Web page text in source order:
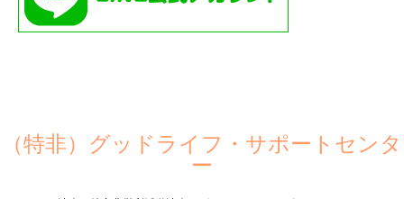
（特非）グッドライフ・サポートセンタ
ー